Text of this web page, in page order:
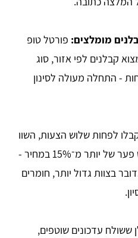
מומלצים: פורטל טופ
קבלנים לפי אזור, סוג
- התחלה מעולה לסינון
לפחות שלוש הצעות, השוו
מפרט מול מפרט. אם יש פער של יותר מ־15% במחיר -
בצוות גדול יותר, חומרים
ששולח עדכונים שוטפים,